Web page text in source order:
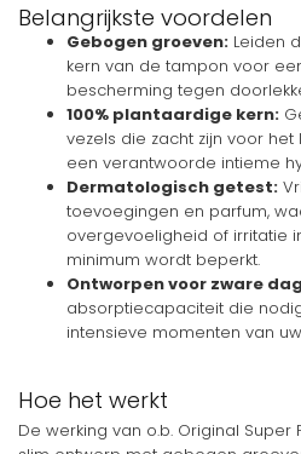
Belangrijkste voordelen
Gebogen groeven: Leiden
kern van de tampon voor
bescherming tegen
100% plantaardige kern:
vezels die zacht zijn voor
een verantwoorde intieme
Dermatologisch getest:
toevoegingen en parfum,
overgevoeligheid of irritatie
minimum wordt beperkt.
Ontworpen voor zware
absorptiecapaciteit die
intensieve momenten van
Hoe het werkt
De werking van o.b. Original